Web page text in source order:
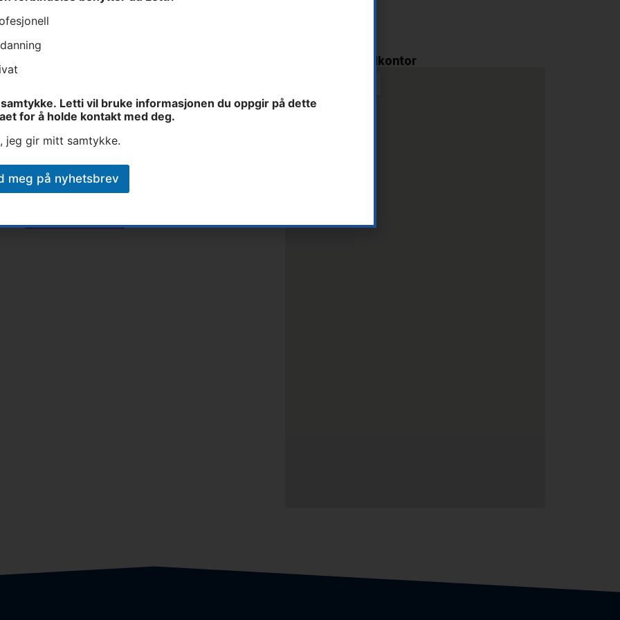
Letti AS - Hovedkontor
samtykke. Letti vil bruke informasjonen du oppgir på dette
for å holde kontakt med deg.
jeg gir mitt samtykke.
meg på nyhetsbrev